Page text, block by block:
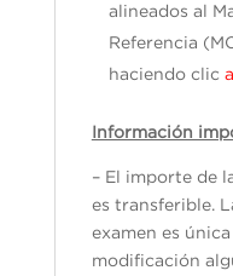
alineados al
Referencia
haciendo clic
Información
– El importe de
es transferible.
examen es
modificación